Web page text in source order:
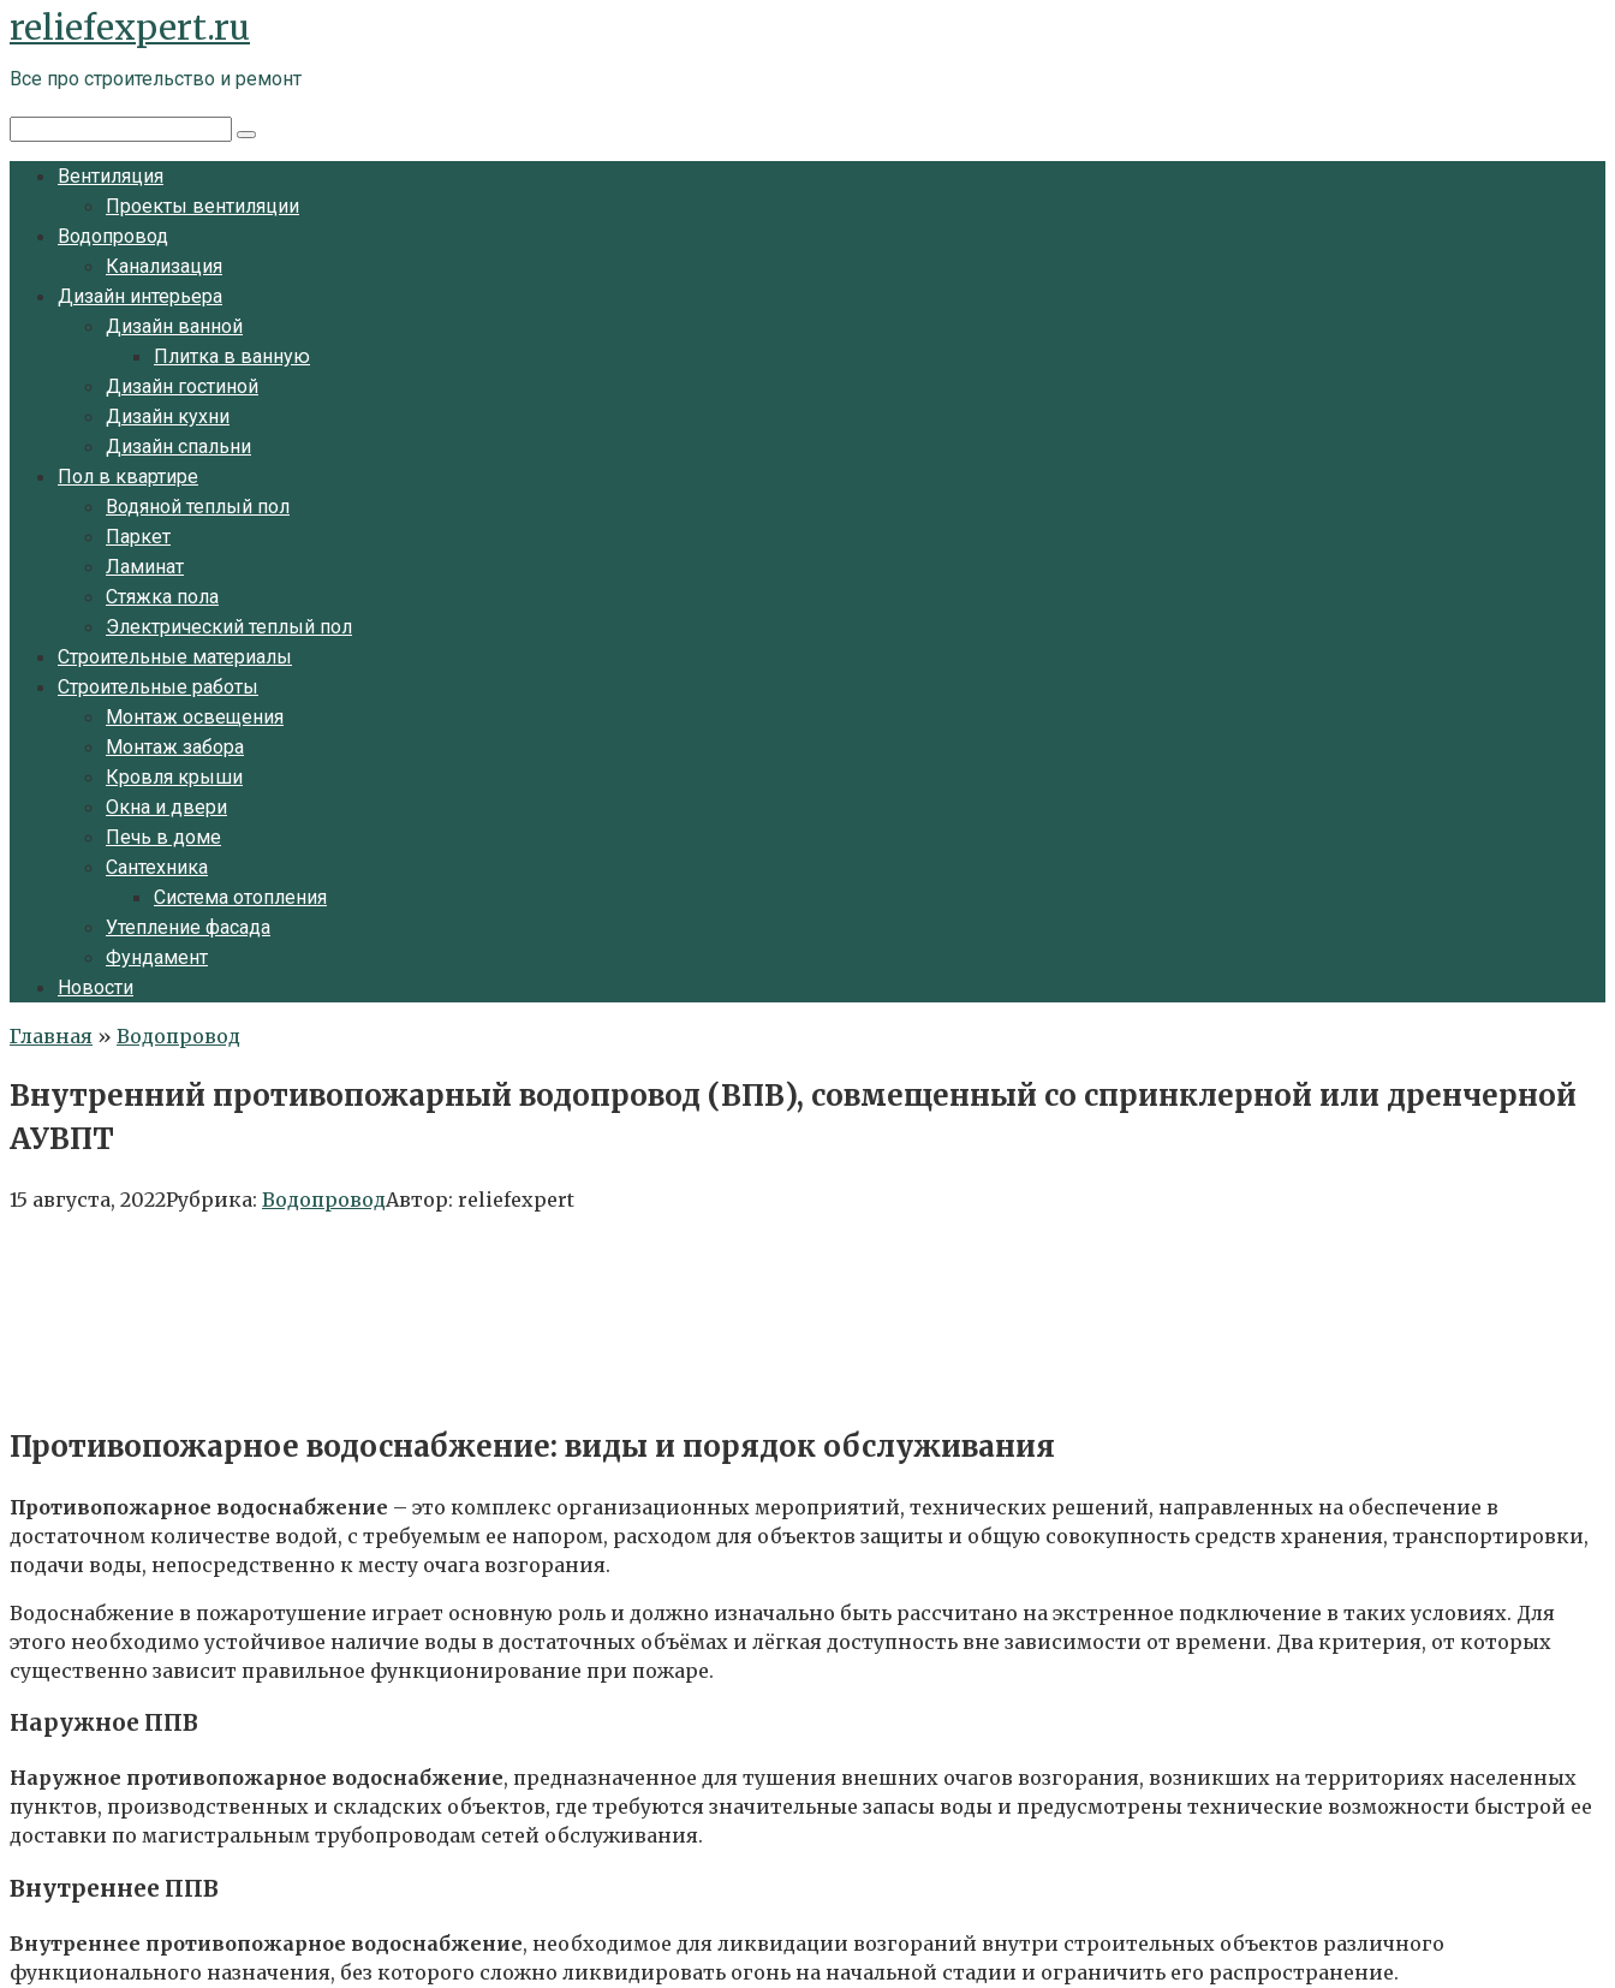
Перейти
к
контенту
reliefexpert.ru
Все про строительство и ремонт
Вентиляция
Проекты вентиляции
Водопровод
Канализация
Дизайн интерьера
Дизайн ванной
Плитка в ванную
Дизайн гостиной
Дизайн кухни
Дизайн спальни
Пол в квартире
Водяной теплый пол
Паркет
Ламинат
Стяжка пола
Электрический теплый пол
Строительные материалы
Строительные работы
Монтаж освещения
Монтаж забора
Кровля крыши
Окна и двери
Печь в доме
Сантехника
Система отопления
Утепление фасада
Фундамент
Новости
Главная » Водопровод
Внутренний противопожарный водопровод (ВПВ), совмещенный со спринклерной или дренчерной
АУВПТ
15 августа, 2022Рубрика: ВодопроводАвтор: reliefexpert
Противопожарное водоснабжение: виды и порядок обслуживания
Противопожарное водоснабжение – это комплекс организационных мероприятий, технических решений, направленных на обеспечение в
достаточном количестве водой, с требуемым ее напором, расходом для объектов защиты и общую совокупность средств хранения, транспортировки,
подачи воды, непосредственно к месту очага возгорания.
Водоснабжение в пожаротушение играет основную роль и должно изначально быть рассчитано на экстренное подключение в таких условиях. Для
этого необходимо устойчивое наличие воды в достаточных объёмах и лёгкая доступность вне зависимости от времени. Два критерия, от которых
существенно зависит правильное функционирование при пожаре.
Наружное ППВ
Наружное противопожарное водоснабжение, предназначенное для тушения внешних очагов возгорания, возникших на территориях населенных
пунктов, производственных и складских объектов, где требуются значительные запасы воды и предусмотрены технические возможности быстрой ее
доставки по магистральным трубопроводам сетей обслуживания.
Внутреннее ППВ
Внутреннее противопожарное водоснабжение, необходимое для ликвидации возгораний внутри строительных объектов различного
функционального назначения, без которого сложно ликвидировать огонь на начальной стадии и ограничить его распространение.